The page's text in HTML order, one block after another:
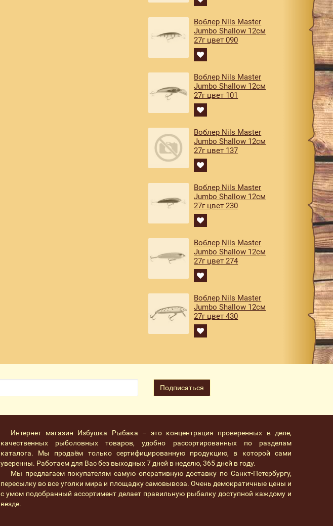
Воблер Nils Master
Jumbo Shallow 12см
27г цвет 090
Воблер Nils Master
Jumbo Shallow 12см
27г цвет 101
Воблер Nils Master
Jumbo Shallow 12см
27г цвет 137
Воблер Nils Master
Jumbo Shallow 12см
27г цвет 230
Воблер Nils Master
Jumbo Shallow 12см
27г цвет 274
Воблер Nils Master
Jumbo Shallow 12см
27г цвет 430
Подписаться
Интернет магазин Избушка Рыбака – это концентрация проверенных в деле,
качественных рыболовных товаров, удобно рассортированных по разделам
каталога. Мы продаём только сертифицированную продукцию, в которой сами
уверенны. Работаем для Вас без выходных 7 дней в неделю, 365 дней в году.
Мы предлагаем покупателям самую оперативную доставку по Санкт-Петербургу,
пересылку во все уголки мира и площадку самовывоза. Очень демократичные цены и
с умом подобранный ассортимент делает правильную рыбалку доступной каждому и
везде.